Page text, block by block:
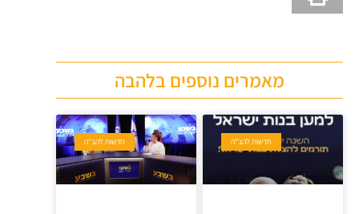
מאמרים נוספים בלהבה
חדשות להב"ה חדשות להב"ה